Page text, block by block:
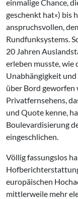
einmalige Chance,
geschenkt hat«) bis
anspruchsvollen,
Rundfunksystems.
20 Jahren
erleben musste,
Unabhängigkeit und
über Bord geworfen
Privatfernsehens,
und Quote kenne,
Boulevardisierung
eingeschlichen.
Völlig fassungslos
europäischen
mittlerweile mehr